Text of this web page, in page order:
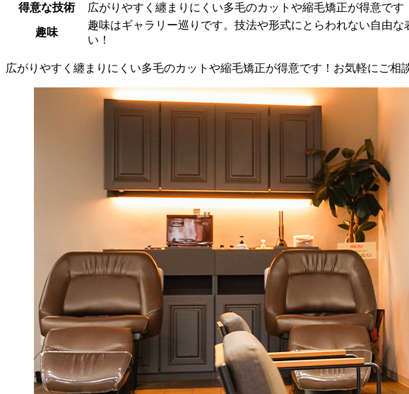
得意な技術 広がりやすく纏まりにくい多毛のカットや縮毛矯正が得意で
趣味
趣味はギャラリー巡りです。技法や形式にとらわれない自由
い！
広がりやすく纏まりにくい多毛のカットや縮毛矯正が得意です！お気軽にご相